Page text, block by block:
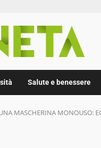
Salute e benessere
MASCHERINA MONOUSO: